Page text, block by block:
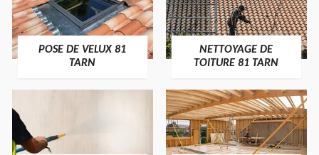
POSE DE VELUX 81
TARN
NETTOYAGE DE
TOITURE 81 TARN